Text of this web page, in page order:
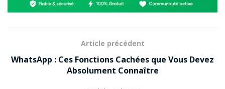
Article précédent
WhatsApp : Ces Fonctions Cachées que Vous Devez
Absolument Connaître